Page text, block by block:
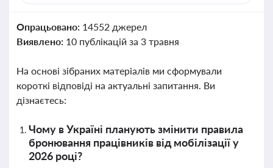
Опрацьовано: 14552 джерел
Виявлено: 10 публікацій за 3 травня
На основі зібраних матеріалів ми сформували
короткі відповіді на актуальні запитання. Ви
дізнаєтесь:
Чому в Україні планують змінити правила
бронювання працівників від мобілізації у
2026 році?